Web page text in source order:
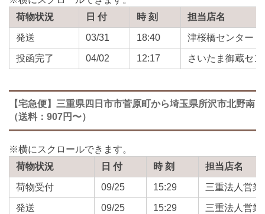
荷物状況 日 付 時 刻 担当店名
発送 03/31 18:40 津桜橋センター
投函完了 04/02 12:17 さいたま御蔵セ
【宅急便】三重県四日市市菅原町から埼玉県所沢市北野南
（送料：907円〜）
荷物状況 日 付 時 刻 担当店名
荷物受付 09/25 15:29 三重法人営業
発送 09/25 15:29 三重法人営業